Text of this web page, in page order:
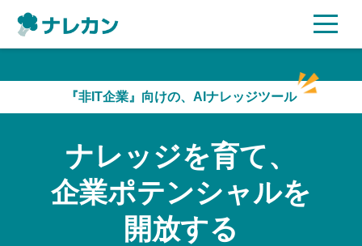
AI機能
ご利用企業様の声
セキュリティ
『非IT企業』向けの、AIナレッジツール
ナレッジを育て、
企業ポテンシャルを
開放する